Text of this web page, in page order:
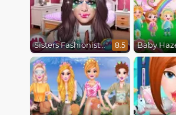
Sisters Fashionista Makeup 8.5